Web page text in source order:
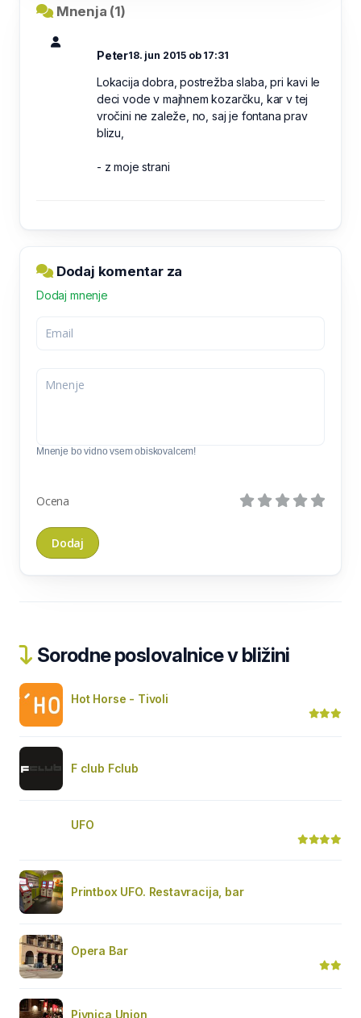
Mnenja (1)
Peter18. jun 2015 ob 17:31
Lokacija dobra, postrežba slaba, pri kavi le
deci vode v majhnem kozarčku, kar v tej
vročini ne zaleže, no, saj je fontana prav
blizu,
- z moje strani
Dodaj komentar za
Dodaj mnenje
Mnenje bo vidno vsem obiskovalcem!
Ocena
Sorodne poslovalnice v bližini
Hot Horse - Tivoli
F club Fclub
UFO
Printbox UFO. Restavracija, bar
Opera Bar
Pivnica Union